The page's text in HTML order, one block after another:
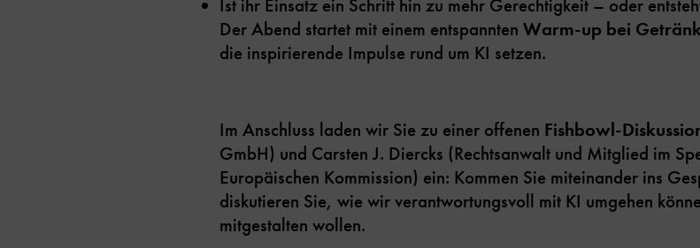
Ist ihr Einsatz ein Schritt hin zu mehr Gerechtigkeit – oder
Der Abend startet mit einem entspannten Warm-up bei
die inspirierende Impulse rund um KI setzen.
Im Anschluss laden wir Sie zu einer offenen Fishbowl-
GmbH) und Carsten J. Diercks (Rechtsanwalt und Mitglied im
Europäischen Kommission) ein: Kommen Sie miteinander ins
diskutieren Sie, wie wir verantwortungsvoll mit KI umgehen
mitgestalten wollen.